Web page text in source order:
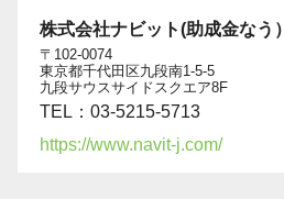
株式会社ナビット(助成金なう）
〒102-0074
東京都千代田区九段南1-5-5
九段サウスサイドスクエア8F
TEL：03-5215-5713
https://www.navit-j.com/